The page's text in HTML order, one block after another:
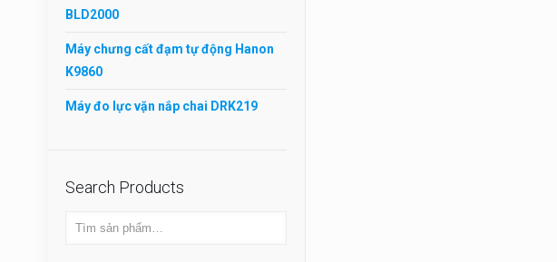
BLD2000
Máy chưng cất đạm tự động Hanon
K9860
Máy đo lực vặn nắp chai DRK219
Search Products